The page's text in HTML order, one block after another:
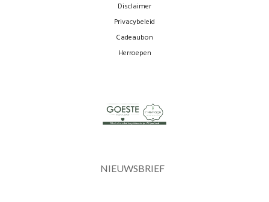
Disclaimer
Privacybeleid
Cadeaubon
Herroepen
NIEUWSBRIEF